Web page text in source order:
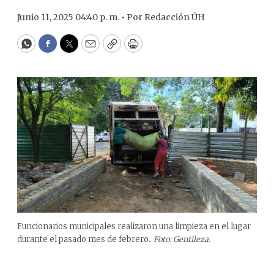
Junio 11, 2025 04:40 p. m. • Por Redacción ÚH
WhatsApp
Facebook
Twitter
EmailCopyPrint
Funcionarios municipales realizaron una limpieza en el lugar
durante el pasado mes de febrero. Foto: Gentileza.